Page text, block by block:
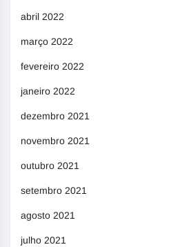
abril 2022
março 2022
fevereiro 2022
janeiro 2022
dezembro 2021
novembro 2021
outubro 2021
setembro 2021
agosto 2021
julho 2021